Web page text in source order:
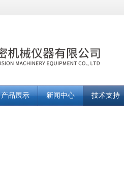
产品展示 新闻中心 技术支持